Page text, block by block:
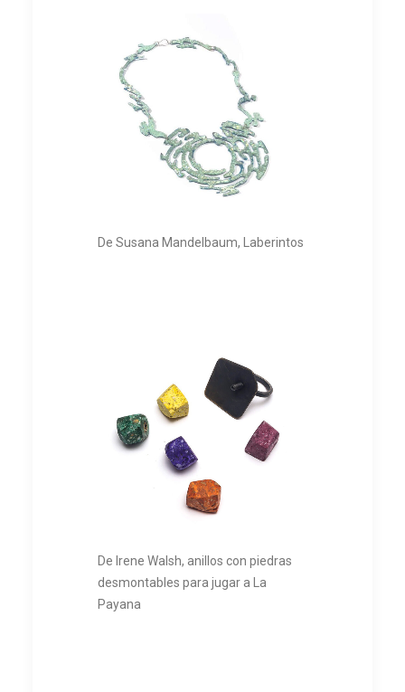
De Susana Mandelbaum, Laberintos
De Irene Walsh, anillos con piedras
desmontables para jugar a La
Payana